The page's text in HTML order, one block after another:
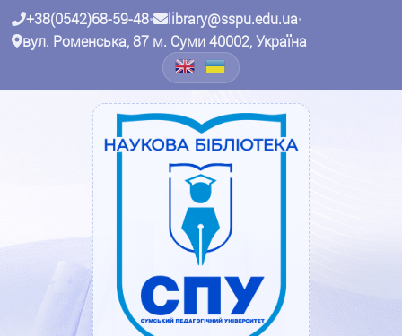
+38(0542)68-59-48• library@sspu.edu.ua•
вул. Роменська, 87 м. Суми 40002, Україна